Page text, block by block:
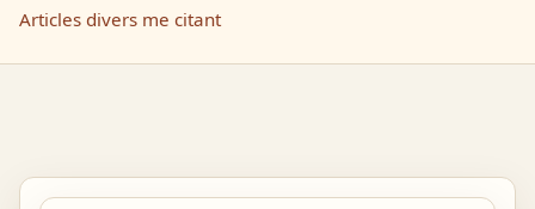
Articles divers me citant